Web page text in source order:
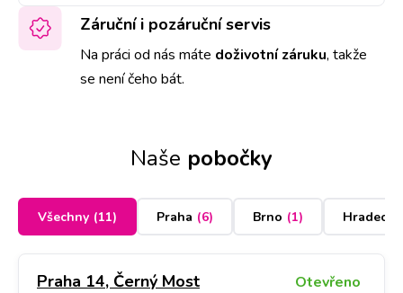
Záruční i pozáruční servis
Na práci od nás máte doživotní záruku, takže
se není čeho bát.
Naše pobočky
Všechny (11) Praha (6) Brno (1) Hradec
Praha 14, Černý Most Otevřeno